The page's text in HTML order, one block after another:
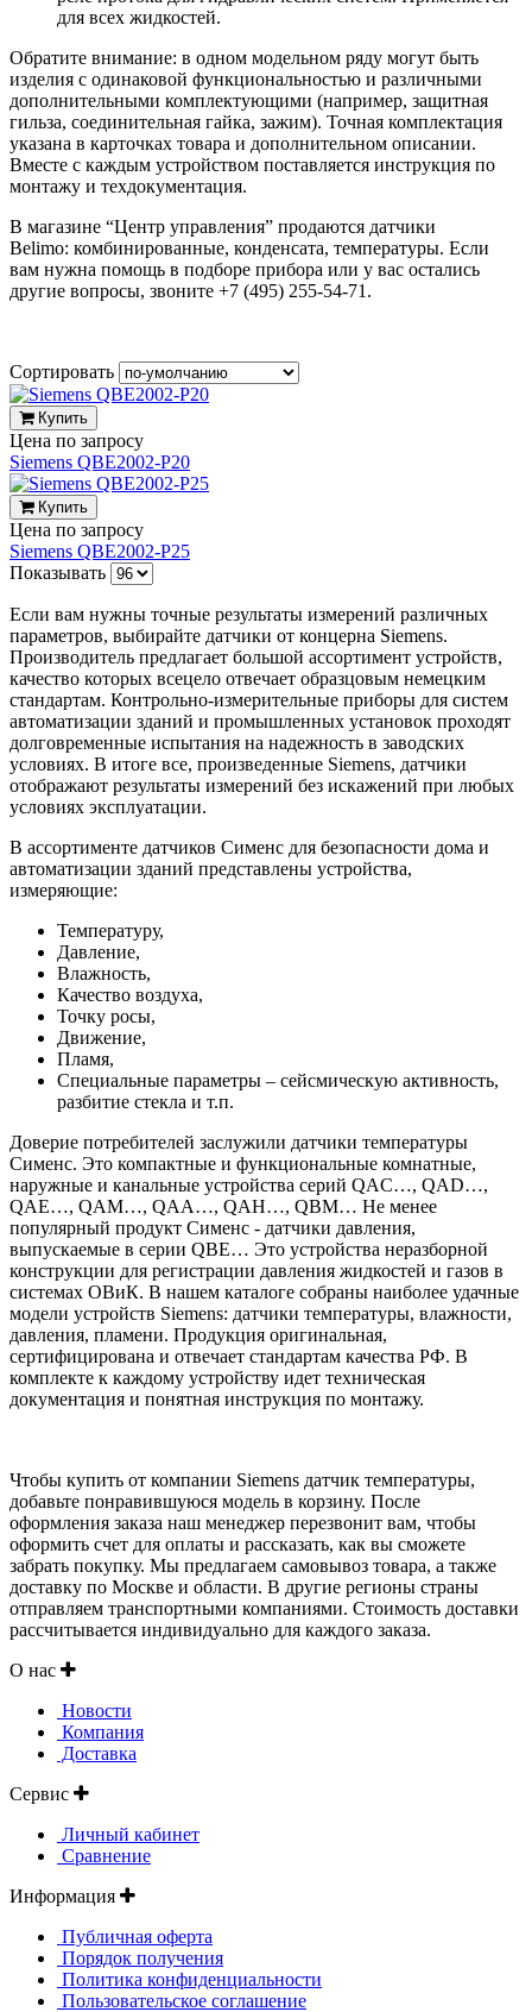
для всех жидкостей.
Обратите внимание: в одном модельном ряду могут быть
изделия с одинаковой функциональностью и различными
дополнительными комплектующими (например, защитная
гильза, соединительная гайка, зажим). Точная комплектация
указана в карточках товара и дополнительном описании.
Вместе с каждым устройством поставляется инструкция по
монтажу и техдокументация.
В магазине “Центр управления” продаются датчики
Belimo: комбинированные, конденсата, температуры. Если
вам нужна помощь в подборе прибора или у вас остались
другие вопросы, звоните +7 (495) 255-54-71.
Сортировать
Купить
Цена по запросу
Siemens QBE2002-P20
Купить
Цена по запросу
Siemens QBE2002-P25
Показывать
Если вам нужны точные результаты измерений различных
параметров, выбирайте датчики от концерна Siemens.
Производитель предлагает большой ассортимент устройств,
качество которых всецело отвечает образцовым немецким
стандартам. Контрольно-измерительные приборы для систем
автоматизации зданий и промышленных установок проходят
долговременные испытания на надежность в заводских
условиях. В итоге все, произведенные Siemens, датчики
отображают результаты измерений без искажений при любых
условиях эксплуатации.
В ассортименте датчиков Сименс для безопасности дома и
автоматизации зданий представлены устройства,
измеряющие:
Температуру,
Давление,
Влажность,
Качество воздуха,
Точку росы,
Движение,
Пламя,
Специальные параметры – сейсмическую активность,
разбитие стекла и т.п.
Доверие потребителей заслужили датчики температуры
Сименс. Это компактные и функциональные комнатные,
наружные и канальные устройства серий QAC…, QAD…,
QAE…, QAM…, QAA…, QAH…, QBM… Не менее
популярный продукт Сименс - датчики давления,
выпускаемые в серии QBE… Это устройства неразборной
конструкции для регистрации давления жидкостей и газов в
системах ОВиК. В нашем каталоге собраны наиболее удачные
модели устройств Siemens: датчики температуры, влажности,
давления, пламени. Продукция оригинальная,
сертифицирована и отвечает стандартам качества РФ. В
комплекте к каждому устройству идет техническая
документация и понятная инструкция по монтажу.
Чтобы купить от компании Siemens датчик температуры,
добавьте понравившуюся модель в корзину. После
оформления заказа наш менеджер перезвонит вам, чтобы
оформить счет для оплаты и рассказать, как вы сможете
забрать покупку. Мы предлагаем самовывоз товара, а также
доставку по Москве и области. В другие регионы страны
отправляем транспортными компаниями. Стоимость доставки
рассчитывается индивидуально для каждого заказа.
О нас
Новости
Компания
Доставка
Сервис
Личный кабинет
Сравнение
Информация
Публичная оферта
Порядок получения
Политика конфиденциальности
Пользовательское соглашение